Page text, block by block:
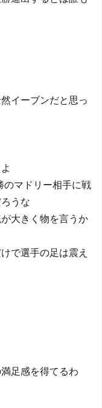
イーブンだと思っ
のマドリー相手に戦
うな
大きく物を言うか
で選手の足は震え
足感を得てるわ